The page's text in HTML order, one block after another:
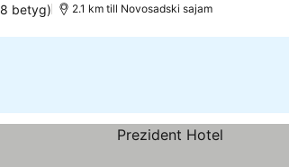
betyg) 2.1 km till Novosadski sajam